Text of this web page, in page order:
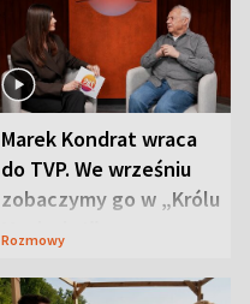
Marek Kondrat wraca
do TVP. We wrześniu
zobaczymy go w „Królu
Maciusiu I”
Rozmowy